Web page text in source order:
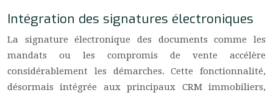
Intégration des signatures électroniques
La signature électronique des documents comme les
mandats ou les compromis de vente accélère
considérablement les démarches. Cette fonctionnalité,
désormais intégrée aux principaux CRM immobiliers,